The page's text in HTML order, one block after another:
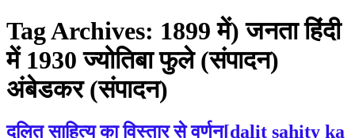
Tag Archives: 1899 में) जनता हिंदी
में 1930 ज्योतिबा फुले (संपादन)
अंबेडकर (संपादन)
दलित साहित्य का विस्तार से वर्णन[dalit sahity ka